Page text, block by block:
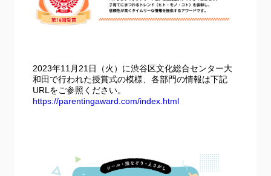
2023年11月21日（火）に渋谷区文化総合センター大
和田で行われた授賞式の模様、各部門の情報は下記
URLをご参照ください。
https://parentingaward.com/index.html